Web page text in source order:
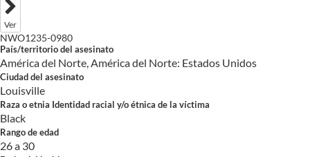
Ver
NWO1235-0980
País/territorio del asesinato
América del Norte, América del Norte: Estados Unidos
Ciudad del asesinato
Louisville
Raza o etnia Identidad racial y/o étnica de la víctima
Black
Rango de edad
26 a 30